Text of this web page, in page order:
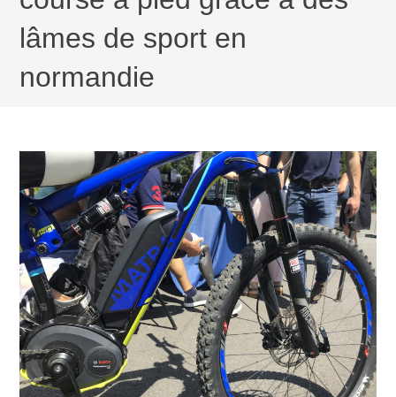
lâmes de sport en
normandie